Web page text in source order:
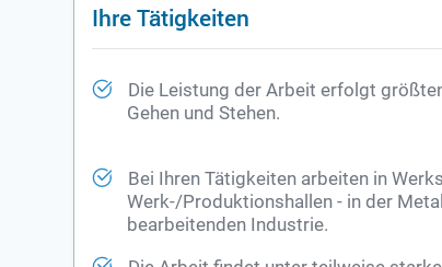
Ihre Tätigkeiten
Die Leistung der Arbeit erfolgt
Gehen und Stehen.
Bei Ihren Tätigkeiten arbeiten in
Werk-/Produktionshallen - in der Metall
bearbeitenden Industrie.